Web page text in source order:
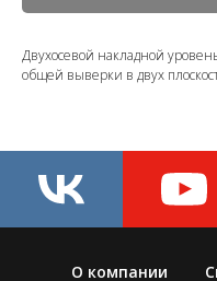
Двухосевой накладной
общей выверки в двух
О компании